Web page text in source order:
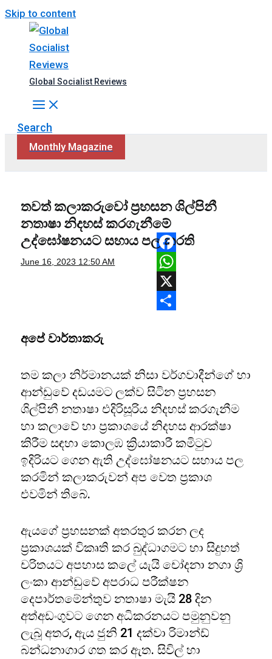
Skip to content
Global Socialist Reviews
Search
Monthly Magazine
තවත් කලාකරුවෝ ප්‍රහසන ශිල්පිනී
නතාෂා නිදහස් කරගැනීමේ
උද්ඝෝෂනයට සහාය පල කරති
June 16, 2023 12:50 AM
Facebook
WhatsApp
X
අපේ වාර්තාකරු
තම කලා නිර්මානයක් නිසා වර්ගවාදීන්ගේ හා
ආන්ඩුවේ දඩයමට ලක්ව සිටින ප්‍රහසන
ශිල්පිනී නතාෂා එදිරිසූරිය නිදහස් කරගැනීම
හා කලාවේ හා ප්‍රකාශයේ නිදහස ආරක්ෂා
කිරීම සඳහා කොලඹ ක්‍රියාකාරී කමිටුව
ඉදිරියට ගෙන ඇති උද්ඝෝෂනයට සහාය පල
කරමින් කලාකරුවන් අප වෙත ප්‍රකාශ
එවමින් තිබේ.
ඇයගේ ප්‍රහසනක් අතරතුර කරන ලද
ප්‍රකාශයක් විකෘති කර බුද්ධාගමට හා සිදුහත්
චරිතයට අපහාස කලේ යැයි චෝදනා නගා ශ්‍රි
ලංකා ආන්ඩුවේ අපරාධ පරීක්ෂන
දෙපාර්තමේන්තුව නතාෂා මැයි 28 දින
අත්අඩංගුවට ගෙන අධිකරනයට පමුනුවනු
ලැබූ අතර, ඇය ජුනි 21 දක්වා රිමාන්ඩ්
බන්ධනාගාර ගත කර ඇත. සිවිල් හා